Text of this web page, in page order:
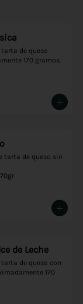
de queso
170 gramos.
tarta de queso sin
de Leche
de queso con
170